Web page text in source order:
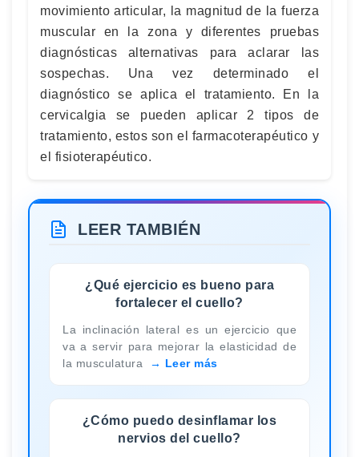
movimiento articular, la magnitud de la fuerza
muscular en la zona y diferentes pruebas
diagnósticas alternativas para aclarar las
sospechas. Una vez determinado el
diagnóstico se aplica el tratamiento. En la
cervicalgia se pueden aplicar 2 tipos de
tratamiento, estos son el farmacoterapéutico y
el fisioterapéutico.
LEER TAMBIÉN
¿Qué ejercicio es bueno para
fortalecer el cuello?
La inclinación lateral es un ejercicio que
va a servir para mejorar la elasticidad de
la musculatura
Leer más
¿Cómo puedo desinflamar los
nervios del cuello?